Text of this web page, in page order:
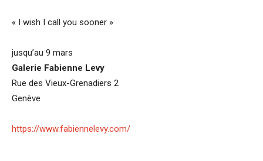
« I wish I call you sooner »
jusqu’au 9 mars
Galerie Fabienne Levy
Rue des Vieux-Grenadiers 2
Genève
https://www.fabiennelevy.com/